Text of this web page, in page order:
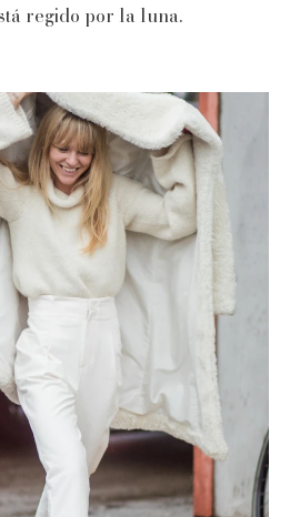
regido por la luna.